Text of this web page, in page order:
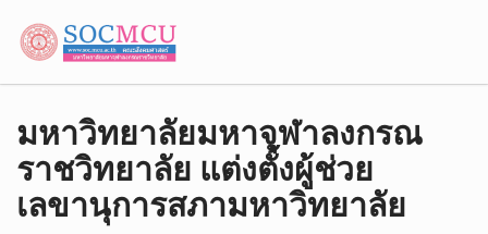
มหาวิทยาลัยมหาจุฬาลงกรณ
ราชวิทยาลัย แต่งตั้งผู้ช่วย
เลขานุการสภามหาวิทยาลัย